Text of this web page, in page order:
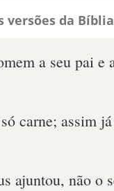
versões da Bíblia
a seu pai e
carne; assim
ajuntou, não o